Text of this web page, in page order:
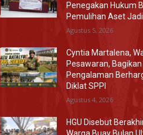
Penegakan Hukum
Pemulihan Aset
Agustus 5, 2026
Cyntia Martalena,
Pesawaran, Bagikan
Pengalaman
Diklat SPPI
Agustus 4, 2026
HGU Disebut